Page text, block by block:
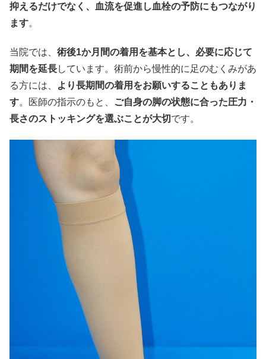
抑えるだけでなく、血流を促進し血栓の予防にもつながり
ます。
当院では、 術後1か月間の着用を基本とし、必要に応じて
期間を延長しています。術前から慢性的に足のむくみがあ
る方には、
より長期間の着用をお願いすることもありま
す。医師の指示のもと、
ご自身の脚の状態に合った圧力・
長さのストッキングを選ぶことが大切 です。